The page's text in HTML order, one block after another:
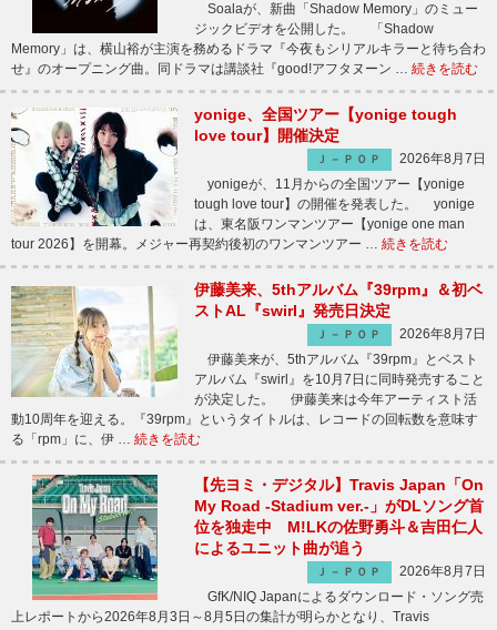
Soalaが、新曲「Shadow Memory」のミュー
ジックビデオを公開した。 「Shadow
Memory」は、横山裕が主演を務めるドラマ『今夜もシリアルキラーと待ち合わ
せ』のオープニング曲。同ドラマは講談社『good!アフタヌーン … 続きを読む
yonige、全国ツアー【yonige tough
love tour】開催決定
Ｊ－ＰＯＰ
2026年8月7日
yonigeが、11月からの全国ツアー【yonige
tough love tour】の開催を発表した。 yonige
は、東名阪ワンマンツアー【yonige one man
tour 2026】を開幕。メジャー再契約後初のワンマンツアー … 続きを読む
伊藤美来、5thアルバム『39rpm』＆初ベ
ストAL『swirl』発売日決定
Ｊ－ＰＯＰ
2026年8月7日
伊藤美来が、5thアルバム『39rpm』とベスト
アルバム『swirl』を10月7日に同時発売すること
が決定した。 伊藤美来は今年アーティスト活
動10周年を迎える。『39rpm』というタイトルは、レコードの回転数を意味す
る「rpm」に、伊 … 続きを読む
【先ヨミ・デジタル】Travis Japan「On
My Road -Stadium ver.-」がDLソング首
位を独走中 M!LKの佐野勇斗＆吉田仁人
によるユニット曲が追う
Ｊ－ＰＯＰ
2026年8月7日
GfK/NIQ Japanによるダウンロード・ソング売
上レポートから2026年8月3日～8月5日の集計が明らかとなり、Travis